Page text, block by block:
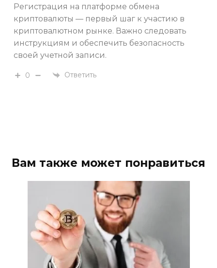
Регистрация на платформе обмена
криптовалюты — первый шаг к участию в
криптовалютном рынке. Важно следовать
инструкциям и обеспечить безопасность
своей учетной записи.
0 Ответить
Вам также может понравиться